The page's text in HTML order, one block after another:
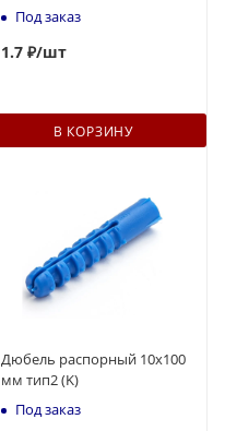
Под заказ
1.7 ₽/шт
В КОРЗИНУ
Дюбель распорный 10x100
мм тип2 (K)
Под заказ